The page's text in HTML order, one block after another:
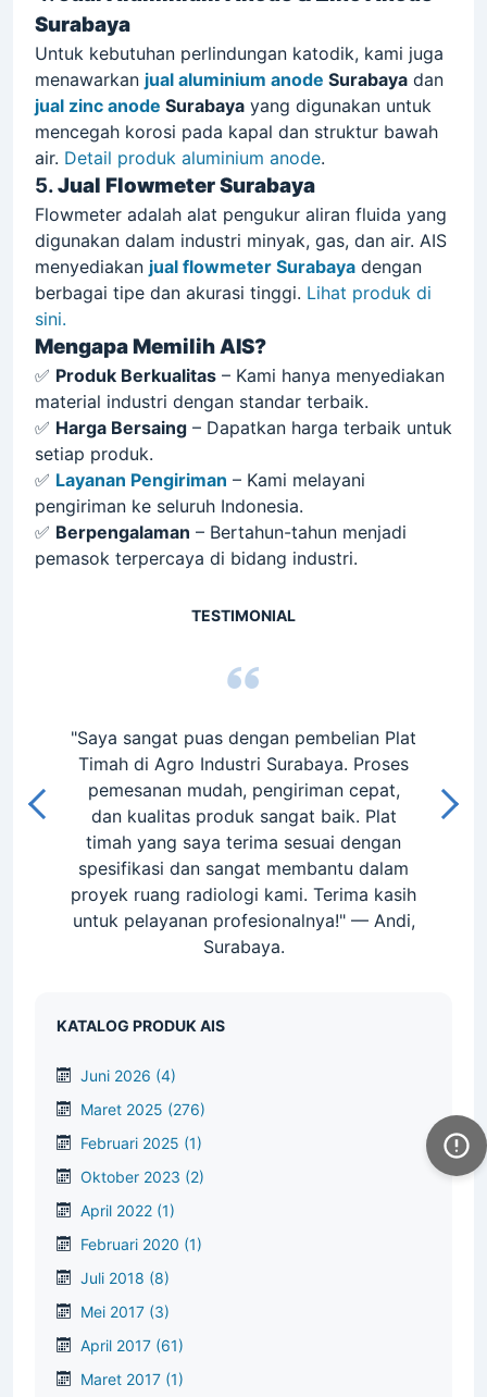
produknya di sini.
4.
Jual Aluminium Anode & Zinc Anode
Surabaya
Untuk kebutuhan perlindungan katodik, kami juga
menawarkan jual aluminium anodeSurabayadan
jual zinc anodeSurabayayang digunakan untuk
mencegah korosi pada kapal dan struktur bawah
air.
Detail produk aluminium anode.
5.Jual Flowmeter Surabaya
Flowmeter adalah alat pengukur aliran fluida yang
digunakan dalam industri minyak, gas, dan air. AIS
menyediakan
berbagai tipe dan akurasi tinggi.
sini.
Mengapa Memilih AIS?
✅ Produk Berkualitas– Kami hanya menyediakan
material industri dengan standar terbaik.
✅ Harga Bersaing– Dapatkan harga terbaik untuk
setiap produk.
✅ Layanan Pengiriman– Kami melayani
pengiriman ke seluruh Indonesia.
pemasok terpercaya di bidang industri.
Plat
"Pelayanan Agro Industri Surabaya sangat
memuaskan. Saya membeli Plat Grating
untuk proyek konstruksi, dan kualitasnya
benar-benar sesuai harapan. Proses
pengiriman cepat dan tim mereka sangat
responsif dalam menjawab pertanyaan
saya. Sangat direkomendasikan!" — Budi,
KATALOG PRODUK AIS
Juni 2026
(4)
Maret 2025
(276)
Februari 2025
(1)
Oktober 2023
April 2022
Februari 2020
Juli 2018
(8)
Mei 2017
(3)
April 2017
(61)